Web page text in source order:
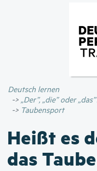
Deutsch lernen
„Der”, „die” oder
Taubensport
Heißt es
das